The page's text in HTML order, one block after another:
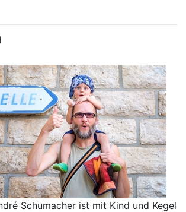
Schumacher ist mit Kind und Kegel